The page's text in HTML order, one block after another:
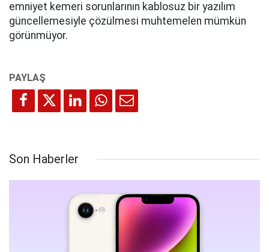
emniyet kemeri sorunlarının kablosuz bir yazılım
güncellemesiyle çözülmesi muhtemelen mümkün
görünmüyor.
Son Haberler